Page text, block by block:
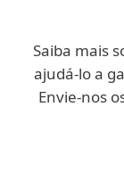
Saiba mais
ajudá-lo a
Envie-nos